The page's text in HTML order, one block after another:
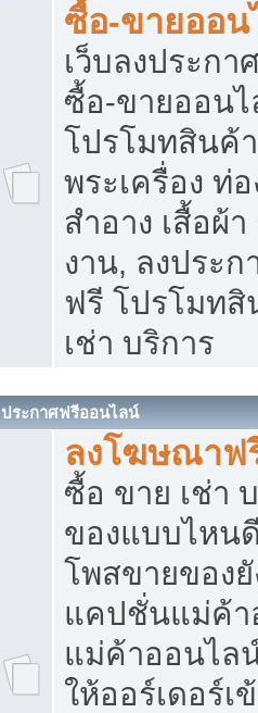
ซื้อ-ขายออน
เว็บลงประก
ซื้อ-ขายออน
โปรโมทสินค้
พระเครื่อง ท่อ
สำอาง เสื้อผ้
งาน, ลงประ
ฟรี โปรโมท
เช่า บริการ
ประกาศฟรีออนไลน์
ลงโฆษณาฟ
ซื้อ ขาย เช่า
ของแบบไหน
โพสขายของยั
แคปชั่นแม่ค้
แม่ค้าออนไล
ให้ออร์เดอร์เ